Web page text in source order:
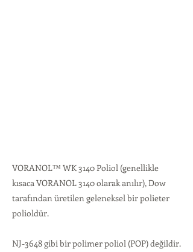
VORANOL™ WK 3140 Poliol (genellikle
kısaca VORANOL 3140 olarak anılır), Dow
tarafından üretilen geleneksel bir polieter
polioldür.
NJ-3648 gibi bir polimer poliol (POP) değildir.